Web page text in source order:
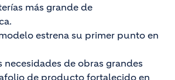
más grande de
estrena su primer punto en
necesidades de obras grandes
de producto fortalecido en